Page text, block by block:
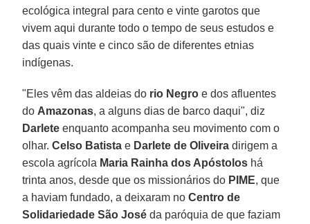
ecológica integral para cento e vinte garotos que
vivem aqui durante todo o tempo de seus estudos e
das quais vinte e cinco são de diferentes etnias
indígenas.
"Eles vêm das aldeias do rio Negro e dos afluentes
do Amazonas, a alguns dias de barco daqui", diz
Darlete enquanto acompanha seu movimento com o
olhar.Celso Batista e Darlete de Oliveira dirigem a
escola agrícola Maria Rainha dos Apóstolos há
trinta anos, desde que os missionários do PIME, que
a haviam fundado, a deixaram noCentro de
Solidariedade São José da paróquia de que faziam